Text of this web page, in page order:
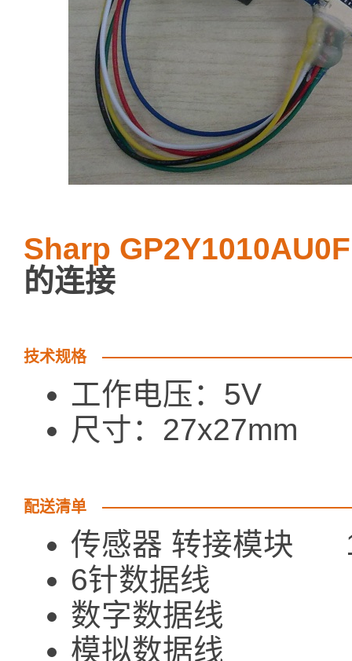
Sharp
的连接
技术规格
工作电压：5V
尺寸：27x27mm
配送清单
传感器 转接模块
6针数据线
数字数据线
模拟数据线